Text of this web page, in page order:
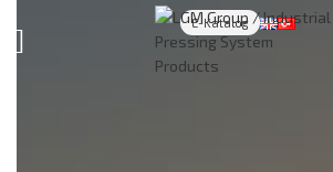
E-Katalog